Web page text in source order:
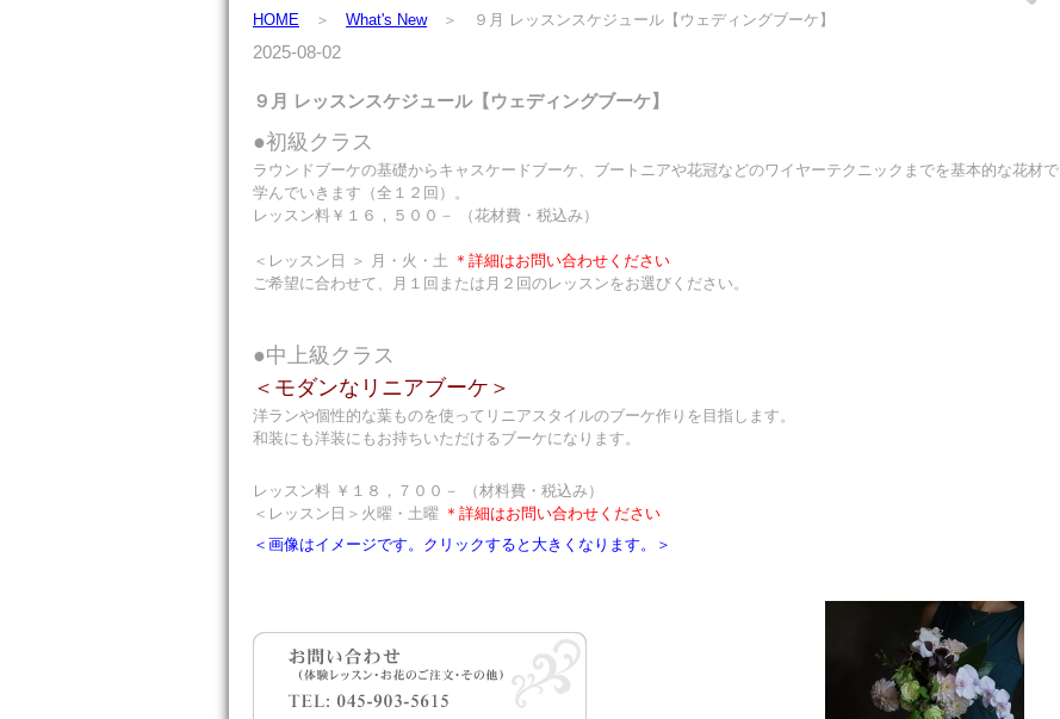
HOME ＞ What's New＞ ９月 レッスンスケジュール【ウェディングブーケ】
2025-08-02
９月 レッスンスケジュール【ウェディングブーケ】
●初級クラス
ラウンドブーケの基礎からキャスケードブーケ、ブートニアや花冠などのワイヤーテクニックまでを基本的な花材で
学んでいきます（全１２回）。
レッスン料￥１６，５００－ （花材費・税込み）
＜レッスン日 ＞ 月・火・土 ＊詳細はお問い合わせください
ご希望に合わせて、月１回または月２回のレッスンをお選びください。
●中上級クラス
＜モダンなリニアブーケ＞
洋ランや個性的な葉ものを使ってリニアスタイルのブーケ作りを目指します。
和装にも洋装にもお持ちいただけるブーケになります。
レッスン料 ￥１８，７００－ （材料費・税込み）
＜レッスン日＞火曜・土曜 ＊詳細はお問い合わせください
＜画像はイメージです。クリックすると大きくなります。＞